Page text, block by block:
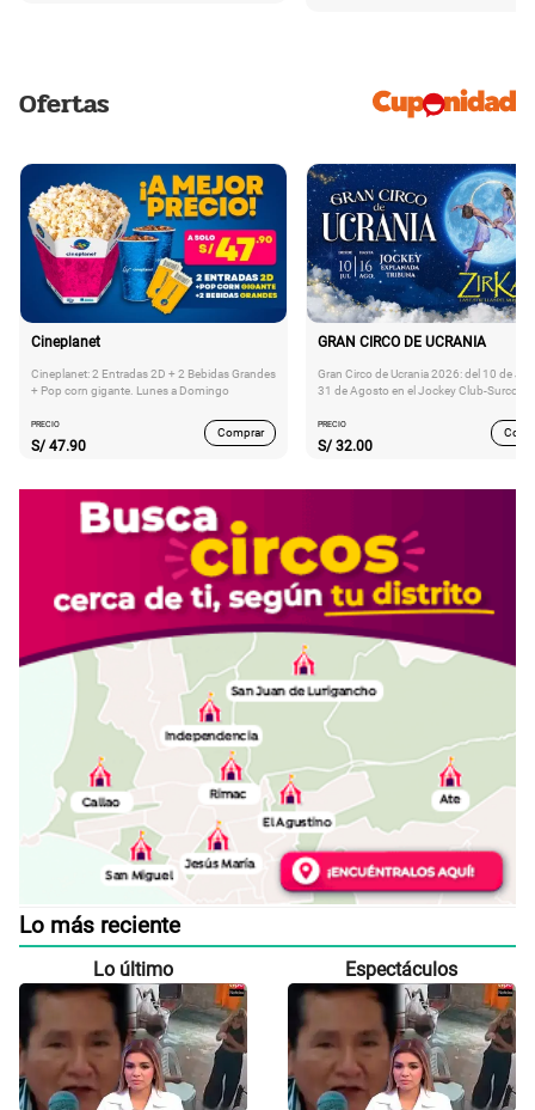
Ofertas
Cineplanet
Cineplanet: 2 Entradas 2D + 2 Bebidas Grandes
+ Pop corn gigante. Lunes a Domingo
PRECIO
S/ 47.90
Comprar
GRAN CIRCO DE UCRANIA
Gran Circo de Ucrania 2026: del 10 de
31 de Agosto en el Jockey Club-Surco
PRECIO
S/ 32.00
Lo más reciente
Lo último Espectáculos